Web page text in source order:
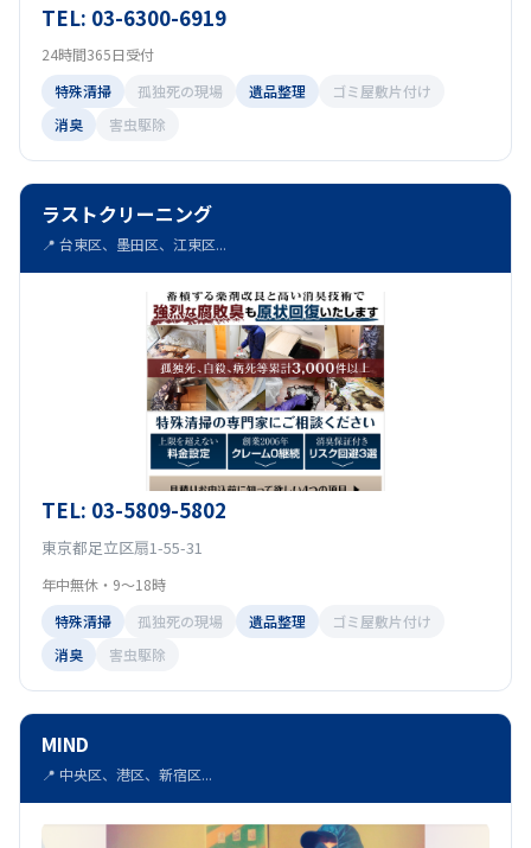
TEL: 03-6300-6919
24時間365日受付
特殊清掃
孤独死の現場 遺品整理
ゴミ屋敷片付け
消臭
害虫駆除
ラストクリーニング
📍 台東区、墨田区、江東区...
TEL: 03-5809-5802
東京都足立区扇1-55-31
年中無休・9〜18時
特殊清掃
孤独死の現場 遺品整理
ゴミ屋敷片付け
消臭
害虫駆除
MIND
📍 中央区、港区、新宿区...